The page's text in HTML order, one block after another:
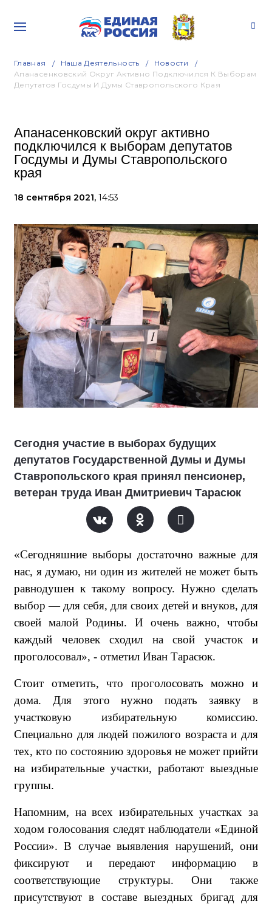
Главная Наша Деятельность
Новости
Апанасенковский Округ Активно Подключился К Выборам
Депутатов Госдумы И Думы Ставропольского Края
Апанасенковский округ активно
подключился к выборам депутатов
Госдумы и Думы Ставропольского
края
18 сентября 2021, 14:53
Сегодня участие в выборах будущих
депутатов Государственной Думы и Думы
Ставропольского края принял пенсионер,
ветеран труда Иван Дмитриевич Тарасюк
«Сегодняшние выборы достаточно важные для
нас, я думаю, ни один из жителей не может быть
равнодушен к такому вопросу. Нужно сделать
выбор — для себя, для своих детей и внуков, для
своей малой Родины. И очень важно, чтобы
каждый человек сходил на свой участок и
проголосовал», - отметил Иван Тарасюк.
Стоит отметить,что проголосовать можно и
дома. Для этого нужно подать заявку в
участковую избирательную комиссию.
Специально для людей пожилого возраста и для
тех, кто по состоянию здоровья не может прийти
на избирательные участки, работают выездные
группы.
Напомним, на всех избирательных участках за
ходом голосования следят наблюдатели «Единой
России». В случае выявления нарушений, они
фиксируют и передают информацию в
соответствующие структуры. Они также
присутствуют в составе выездных бригад для